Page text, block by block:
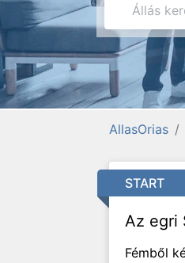
AllasOrias
START
Az egri
Fémből